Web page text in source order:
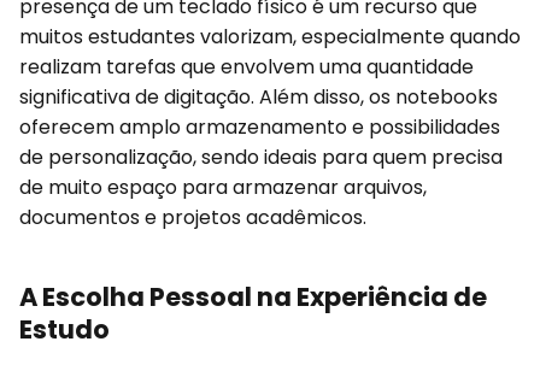
presença de um teclado físico é um recurso que
muitos estudantes valorizam, especialmente quando
realizam tarefas que envolvem uma quantidade
significativa de digitação. Além disso, os notebooks
oferecem amplo armazenamento e possibilidades
de personalização, sendo ideais para quem precisa
de muito espaço para armazenar arquivos,
documentos e projetos acadêmicos.
A Escolha Pessoal na Experiência de
Estudo